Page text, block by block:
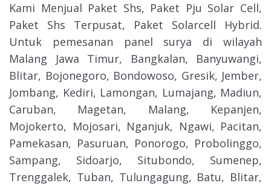
Kami Menjual Paket Shs, Paket Pju Solar Cell,
Paket Shs Terpusat, Paket Solarcell Hybrid.
Untuk pemesanan panel surya di wilayah
Malang Jawa Timur, Bangkalan, Banyuwangi,
Blitar, Bojonegoro, Bondowoso, Gresik, Jember,
Jombang, Kediri, Lamongan, Lumajang, Madiun,
Caruban, Magetan, Malang, Kepanjen,
Mojokerto, Mojosari, Nganjuk, Ngawi, Pacitan,
Pamekasan, Pasuruan, Ponorogo, Probolinggo,
Sampang, Sidoarjo, Situbondo, Sumenep,
Trenggalek, Tuban, Tulungagung, Batu, Blitar,